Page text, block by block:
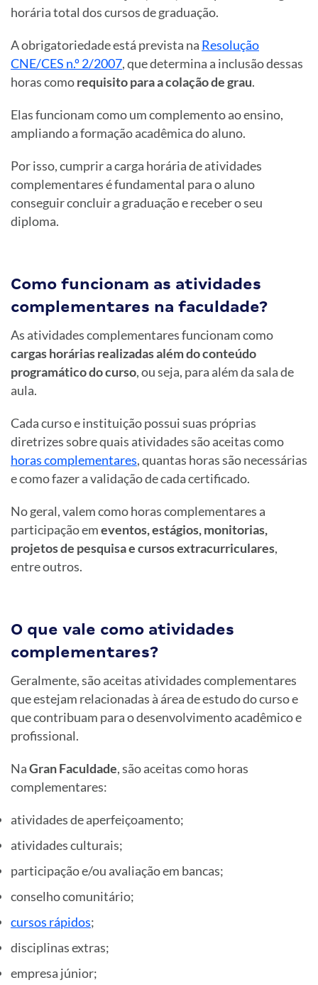
horária total dos cursos de graduação.
A obrigatoriedade está prevista na Resolução
CNE/CES n.º 2/2007, que determina a inclusão dessas
horas comorequisito para a colação de grau.
Elas funcionam como um complemento ao ensino,
ampliando a formação acadêmica do aluno.
Por isso, cumprir a carga horária de atividades
complementares é fundamental para o aluno
conseguir concluir a graduação e receber o seu
diploma.
Como funcionam as atividades
complementares na faculdade?
As atividades complementares funcionam como
cargas horárias realizadas além do conteúdo
programático do curso, ou seja, para além da sala de
aula.
Cada curso e instituição possui suas próprias
diretrizes sobre quais atividades são aceitas como
horas complementares, quantas horas são necessárias
e como fazer a validação de cada certificado.
No geral, valem como horas complementares a
participação emeventos, estágios, monitorias,
projetos de pesquisa e cursos extracurriculares,
entre outros.
O que vale como atividades
complementares?
Geralmente, são aceitas atividades complementares
que estejam relacionadas à área de estudo do curso e
que contribuam para o desenvolvimento acadêmico e
profissional.
NaGran Faculdade, são aceitas como horas
complementares:
atividades de aperfeiçoamento;
atividades culturais;
participação e/ou avaliação em bancas;
conselho comunitário;
cursos rápidos;
disciplinas extras;
empresa júnior;